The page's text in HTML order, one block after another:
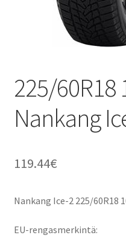
225/60R18
Nankang
119.44€
Nankang Ice-2 225/60R18
EU-rengasmerkintä: